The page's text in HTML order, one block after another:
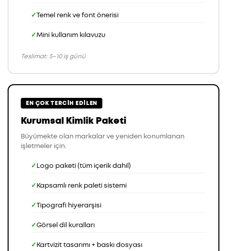
Temel renk ve font önerisi
Mini kullanım kılavuzu
Teslimat: 5–10 iş günü
EN ÇOK TERCIH EDILEN
Kurumsal Kimlik Paketi
Büyümekte olan markalar ve yeniden konumlanan
işletmeler için.
Logo paketi (tüm içerik dahil)
Kapsamlı renk paleti sistemi
Tipografi hiyerarşisi
Görsel dil kuralları
Kartvizit tasarımı + baskı dosyası